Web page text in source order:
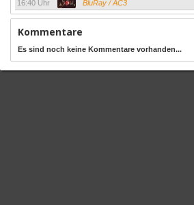
16:40 Uhr BluRay / AC3
Kommentare
Es sind noch keine Kommentare vorhanden...